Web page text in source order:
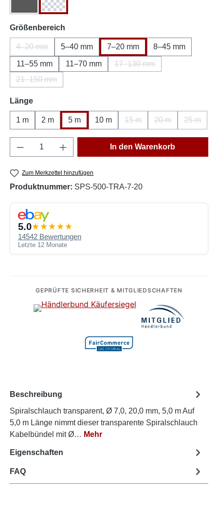
Schwarz
(Diese Option ist zurzeit nicht verfügbar.)
Transparent
Größenbereich
4–20 mm
(Diese Option ist zurzeit nicht verfügbar.)
5–40 mm 7–20 mm 8–45 mm
11–55 mm 11–70 mm 17–130 mm
(Diese Option ist zurzeit
21–150 mm
(Diese Option ist zurzeit nicht verfügbar.)
Längeauswählen
1 m 2 m 5 m 10 m 15 m 20 m 25 m
Produkt Anzahl: Gib den gewünschten
In den Warenkorb
Zum Merkzettel hinzufügen
Produktnummer: SPS-500-TRA-7-20
5.0
14542 Bewertungen
Letzte 12 Monate
GEPRÜFTE SICHERHEIT & MITGLIEDSCHAFTEN
Beschreibung
Spiralschlauch transparent, Ø 7,0, 20,0 mm, 5,0 m Auf
5,0 m Länge nimmt dieser transparente Spiralschlauch
Kabelbündel mit Ø… Mehr
Eigenschaften
FAQ